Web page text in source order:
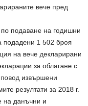
вече пред
по подаване на годишни
1 502 броя
на вече декларирани
за облагане с
извършени
резултати за 2018 г.
на данъчни и